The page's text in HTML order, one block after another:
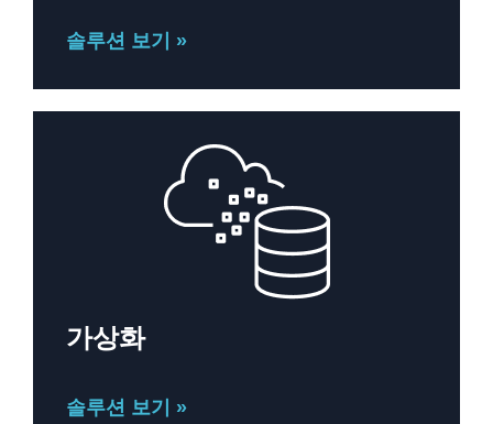
솔루션 보기 »
가상화
솔루션 보기 »